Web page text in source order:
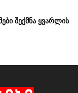
შექმნა ყვარლის